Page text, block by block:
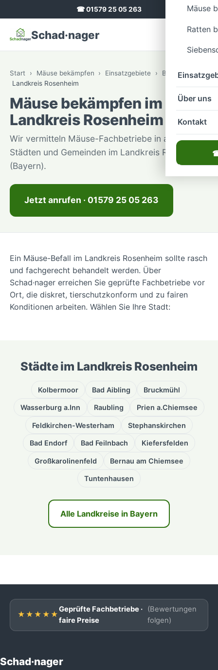
☎ 01579 25 05 263
Schad·nager
Mäuse
Ratten
Über uns
Kontakt
Start › Mäuse bekämpfen › Einsatzgebiete › Bayern ›
Landkreis Rosenheim
Mäuse bekämpfen im
Landkreis Rosenheim
Wir vermitteln Mäuse-Fachbetriebe in allen
Städten und Gemeinden im Landkreis Rosenheim
(Bayern).
Jetzt anrufen · 01579 25 05 263
Ein Mäuse-Befall im Landkreis Rosenheim sollte rasch
und fachgerecht behandelt werden. Über
Schad·nager erreichen Sie geprüfte Fachbetriebe vor
Ort, die diskret, tierschutzkonform und zu fairen
Konditionen arbeiten. Wählen Sie Ihre Stadt:
Städte im Landkreis Rosenheim
Kolbermoor Bad Aibling Bruckmühl
Wasserburg a.Inn Raubling Prien a.Chiemsee
Feldkirchen-Westerham Stephanskirchen
Bad Endorf Bad Feilnbach Kiefersfelden
Großkarolinenfeld Bernau am Chiemsee
Tuntenhausen
Alle Landkreise in Bayern
★★★★★
Geprüfte Fachbetriebe ·
faire Preise
(Bewertungen
folgen)
Schad·nager